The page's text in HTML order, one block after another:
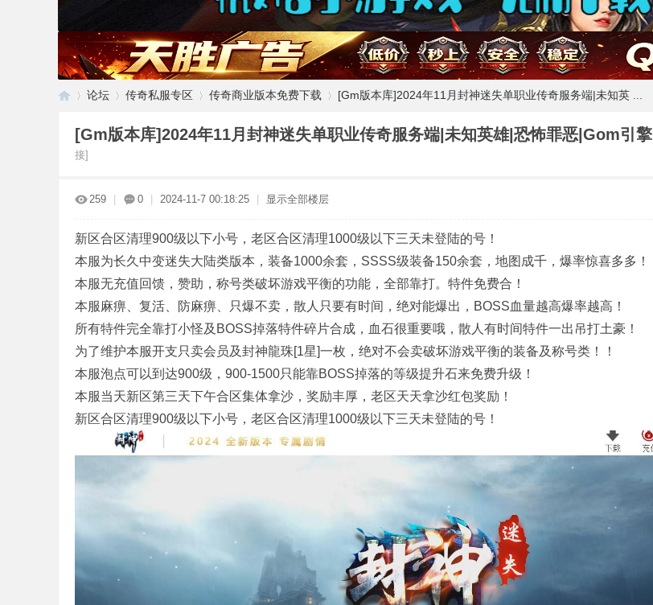
»
论坛 传奇私服专区 传奇商业版本免费下载 [Gm版本库]2024年11月封神迷失单职业传奇服务端|未知英 ...
[Gm版本库]2024年11月封神迷失单职业传奇服务端|未知英雄|恐怖罪恶|Gom引擎
接]
259 0 2024-11-7 00:18:25 显示全部楼层
新区合区清理900级以下小号，老区合区清理1000级以下三天未登陆的号！
本服为长久中变迷失大陆类版本，装备1000余套，SSSS级装备150余套，地图成千，爆率惊喜多多！
本服无充值回馈，赞助，称号类破坏游戏平衡的功能，全部靠打。特件免费合！
本服麻痹、复活、防麻痹、只爆不卖，散人只要有时间，绝对能爆出，BOSS血量越高爆率越高！
所有特件完全靠打小怪及BOSS掉落特件碎片合成，血石很重要哦，散人有时间特件一出吊打土豪！
为了维护本服开支只卖会员及封神龍珠[1星]一枚，绝对不会卖破坏游戏平衡的装备及称号类！！
本服泡点可以到达900级，900-1500只能靠BOSS掉落的等级提升石来免费升级！
本服当天新区第三天下午合区集体拿沙，奖励丰厚，老区天天拿沙红包奖励！
新区合区清理900级以下小号，老区合区清理1000级以下三天未登陆的号！